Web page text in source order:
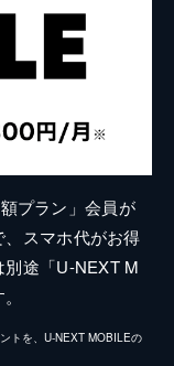
プラン」会員が
スマホ代がお得
途「U-NEXT M
トを、U-NEXT MOBILEの